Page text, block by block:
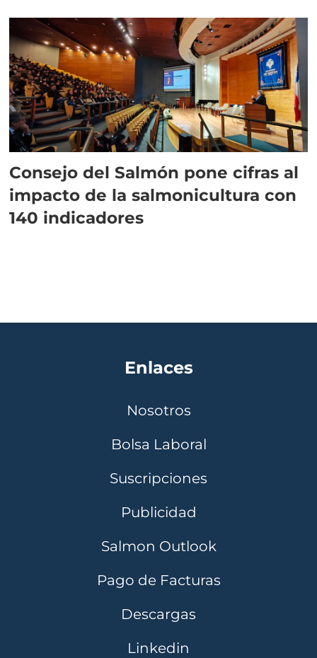
Consejo del Salmón pone cifras al
impacto de la salmonicultura con
140 indicadores
Enlaces
Nosotros
Bolsa Laboral
Suscripciones
Publicidad
Salmon Outlook
Pago de Facturas
Descargas
Linkedin